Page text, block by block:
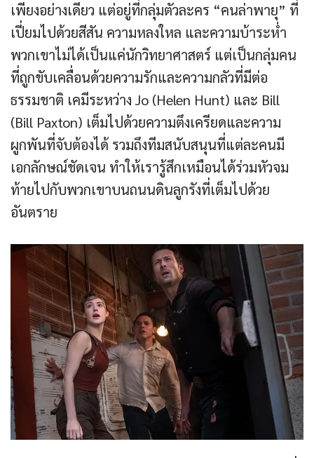
เพียงอย่างเดียว แต่อยู่ที่กลุ่มตัวละคร “คนล่าพายุ” ที่
เปี่ยมไปด้วยสีสัน ความหลงใหล และความบ้าระห่ำ
พวกเขาไม่ได้เป็นแค่นักวิทยาศาสตร์ แต่เป็นกลุ่มคน
ที่ถูกขับเคลื่อนด้วยความรักและความกลัวที่มีต่อ
ธรรมชาติ เคมีระหว่าง Jo (Helen Hunt) และ Bill
(Bill Paxton) เต็มไปด้วยความตึงเครียดและความ
ผูกพันที่จับต้องได้ รวมถึงทีมสนับสนุนที่แต่ละคนมี
เอกลักษณ์ชัดเจน ทำให้เรารู้สึกเหมือนได้ร่วมหัวจม
ท้ายไปกับพวกเขาบนถนนดินลูกรังที่เต็มไปด้วย
อันตราย